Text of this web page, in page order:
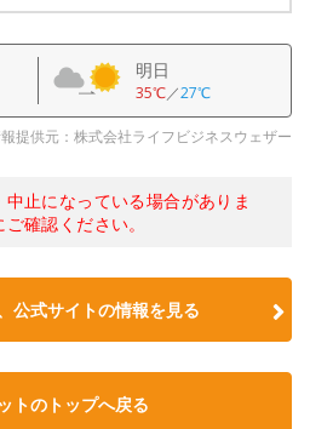
明日
35℃／27℃
提供元：株式会社ライフビジネスウェザー
止になっている場合がありま
確認ください。
公式サイトの情報を見る
トのトップへ戻る